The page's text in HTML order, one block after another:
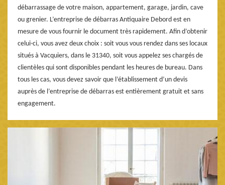
débarrassage de votre maison, appartement, garage, jardin, cave
ou grenier. L’entreprise de débarras Antiquaire Debord est en
mesure de vous fournir le document très rapidement. Afin d’obtenir
celui-ci, vous avez deux choix : soit vous vous rendez dans ses locaux
situés à Vacquiers, dans le 31340, soit vous appelez ses chargés de
clientèles qui sont disponibles pendant les heures de bureau. Dans
tous les cas, vous devez savoir que l’établissement d’un devis
auprès de l’entreprise de débarras est entièrement gratuit et sans
engagement.